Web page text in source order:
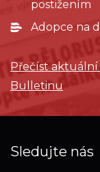
postižením
Adopce na
Přečíst
Bulletinu
Sledujte nás